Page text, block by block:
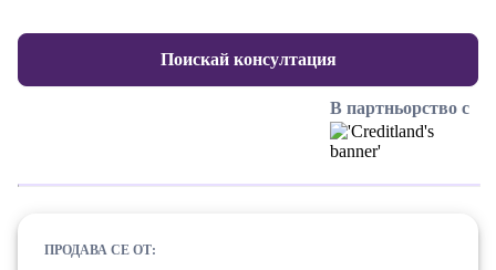
Поискай консултация
В партньорство с
ПРОДАВА СЕ ОТ: